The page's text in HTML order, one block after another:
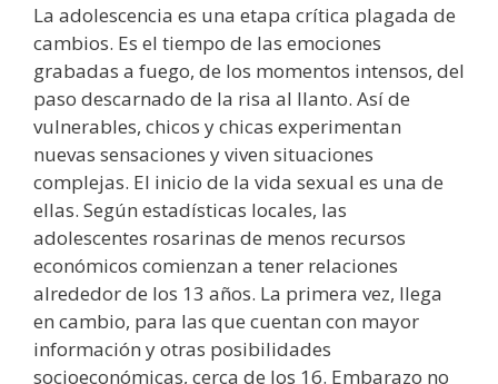
La adolescencia es una etapa crítica plagada de
cambios. Es el tiempo de las emociones
grabadas a fuego, de los momentos intensos, del
paso descarnado de la risa al llanto. Así de
vulnerables, chicos y chicas experimentan
nuevas sensaciones y viven situaciones
complejas. El inicio de la vida sexual es una de
ellas. Según estadísticas locales, las
adolescentes rosarinas de menos recursos
económicos comienzan a tener relaciones
alrededor de los 13 años. La primera vez, llega
en cambio, para las que cuentan con mayor
información y otras posibilidades
socioeconómicas, cerca de los 16. Embarazo no